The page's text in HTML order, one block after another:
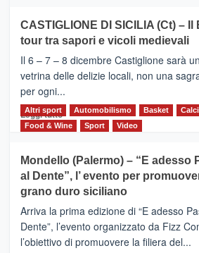
MOIO
ALCANTARA
–
Vivicittà,
alla
scoperta
del
territorio,
e
messaggi
di
CASTIGLIONE DI SICILIA (Ct) –
tour tra sapori e vicoli medievali
Il 6 – 7 – 8 dicembre Castiglione sarà
vetrina delle delizie locali, non una
per ogni...
Leggi tuttoLeggi
di
CASTIGLIONE
DI
SICILIA
(Ct)
–
Il
Borgo
Altri sport Automobilismo Basket
Food & Wine
Sport Video
Mondello (Palermo) – “E adesso
al Dente”, l’ evento per
grano duro siciliano
Arriva la prima edizione di “E adesso
Dente”, l’evento organizzato da Fizz
l’obiettivo di promuovere la filiera del...